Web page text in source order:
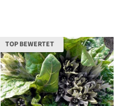
TOP BEWERTET